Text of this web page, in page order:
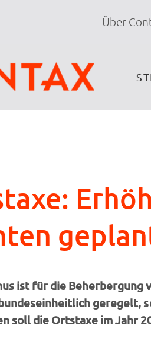
Über
ist für die Beherbergung
geregelt,
soll die Ortstaxe im Jahr